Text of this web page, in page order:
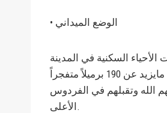
• الوضع الميداني
السكنية في المدينة
بالبراميل المتفجرة إضافة إلى القذائف المدفعية والاسطوانات المتفجرة.وقد بلغ حجم القصف على مدار الأيام الأربعة عشر الماضية وحتى الساعة مايزيد عن 190 برميلاً متفجراً
الأسطوانات المتفجرة والقذائف المدفعية. كما أدى القصف إلى ارتقاء 33 شهيداً رحمهم الله وتقبلهم في الفردوس
الأعلى.